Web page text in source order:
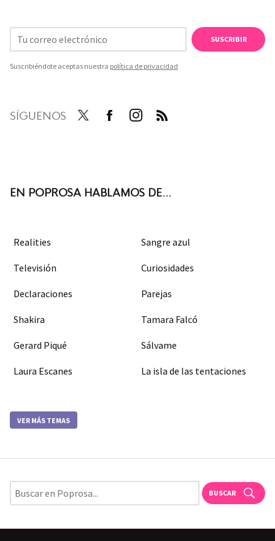
SUSCRIBIR
Suscribiéndote aceptas nuestra política de privacidad
SÍGUENOS
EN POPROSA HABLAMOS DE...
Realities Sangre azul
Televisión Curiosidades
Declaraciones Parejas
Shakira Tamara Falcó
Gerard Piqué Sálvame
Laura Escanes La isla de las tentaciones
VER MÁS TEMAS
BUSCAR